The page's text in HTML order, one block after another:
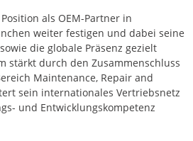
als OEM-Partner in
weiter festigen und dabei seine
die globale Präsenz gezielt
stärkt durch den Zusammenschluss
Maintenance, Repair and
sein internationales Vertriebsnetz
und Entwicklungskompetenz